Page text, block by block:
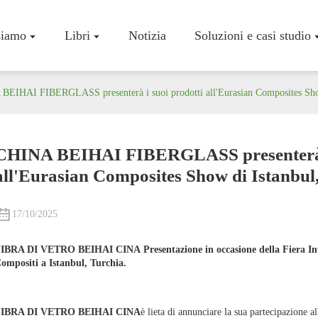
Libri Notizia Soluzioni e casi studio
Profilo
FIBERGLASS presenterà i suoi prodotti all'Eurasian Composites
BEIHAI FIBERGLASS
Composites Show di
17/10/2025
DI VETRO BEIHAI CINA Presentazione in occasione della Fiera
a Istanbul, Turchia.
DI VETRO BEIHAI CINAè lieta di annunciare la sua partecipazione